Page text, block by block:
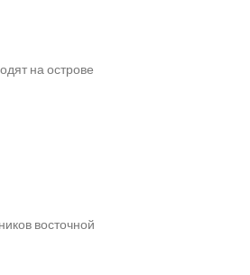
на острове
восточной